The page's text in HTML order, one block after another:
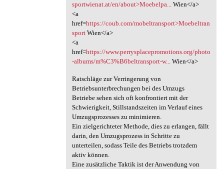
sportwienat.at/en/about>Moebelpa...Wien</a>
<a
href=https://coub.com/mobeltransport>Moebeltran
sportWien</a>
<a
href=https://www.perrysplacepromotions.org/photo
-albums/m%C3%B6beltransport-w...Wien</a>
Ratschläge zur Verringerung von
Betriebsunterbrechungen bei des Umzugs
Betriebe sehen sich oft konfrontiert mit der
Schwierigkeit, Stillstandszeiten im Verlauf eines
Umzugsprozesses zu minimieren.
Ein zielgerichteter Methode, dies zu erlangen, fällt
darin, den Umzugsprozess in Schritte zu
unterteilen, sodass Teile des Betriebs trotzdem
aktiv können.
Eine zusätzliche Taktik ist der Anwendung von